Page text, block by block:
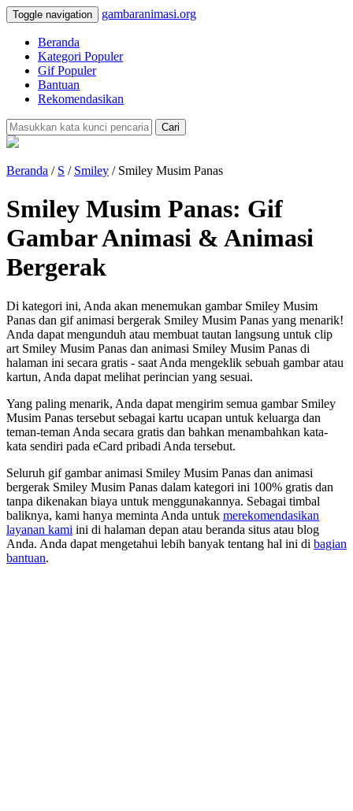
Toggle navigation gambaranimasi.org
Beranda
Kategori Populer
Gif Populer
Bantuan
Rekomendasikan
Cari
Beranda / S / Smiley / Smiley Musim Panas
Smiley Musim Panas: Gif
Gambar Animasi & Animasi
Bergerak
Di kategori ini, Anda akan menemukan gambar Smiley Musim
Panas dan gif animasi bergerak Smiley Musim Panas yang menarik!
Anda dapat mengunduh atau membuat tautan langsung untuk clip
art Smiley Musim Panas dan animasi Smiley Musim Panas di
halaman ini secara gratis - saat Anda mengeklik sebuah gambar atau
kartun, Anda dapat melihat perincian yang sesuai.
Yang paling menarik, Anda dapat mengirim semua gambar Smiley
Musim Panas tersebut sebagai kartu ucapan untuk keluarga dan
teman-teman Anda secara gratis dan bahkan menambahkan kata-
kata sendiri pada eCard pribadi Anda tersebut.
Seluruh gif gambar animasi Smiley Musim Panas dan animasi
bergerak Smiley Musim Panas dalam kategori ini 100% gratis dan
tanpa dikenakan biaya untuk menggunakannya. Sebagai timbal
baliknya, kami hanya meminta Anda untuk merekomendasikan
layanan kami ini di halaman depan atau beranda situs atau blog
Anda. Anda dapat mengetahui lebih banyak tentang hal ini di bagian
bantuan.